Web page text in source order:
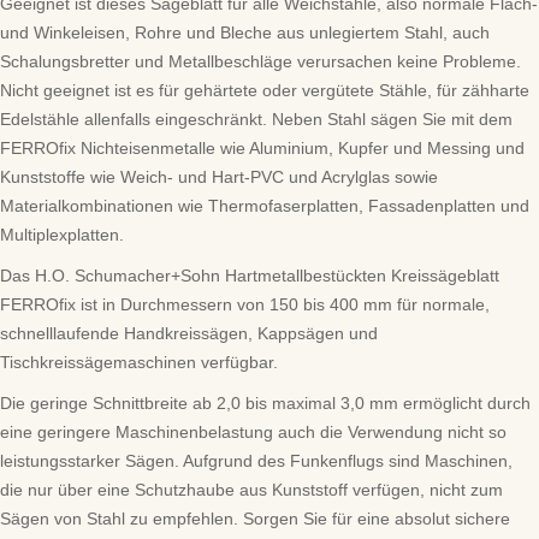
und Winkeleisen, Rohre und Bleche aus unlegiertem Stahl, auch
Schalungsbretter und Metallbeschläge verursachen keine Probleme.
Nicht geeignet ist es für gehärtete oder vergütete Stähle, für zähharte
Edelstähle allenfalls eingeschränkt. Neben Stahl sägen Sie mit dem
FERROfix Nichteisenmetalle wie Aluminium, Kupfer und Messing und
Kunststoffe wie Weich- und Hart-PVC und Acrylglas sowie
Materialkombinationen wie Thermofaserplatten, Fassadenplatten und
Multiplexplatten.
Das H.O. Schumacher+Sohn Hartmetallbestückten Kreissägeblatt
FERROfix ist in Durchmessern von 150 bis 400 mm für normale,
schnelllaufende Handkreissägen, Kappsägen und
Tischkreissägemaschinen verfügbar.
Die geringe Schnittbreite ab 2,0 bis maximal 3,0 mm ermöglicht durch
eine geringere Maschinenbelastung auch die Verwendung nicht so
leistungsstarker Sägen. Aufgrund des Funkenflugs sind Maschinen,
die nur über eine Schutzhaube aus Kunststoff verfügen, nicht zum
Sägen von Stahl zu empfehlen. Sorgen Sie für eine absolut sichere